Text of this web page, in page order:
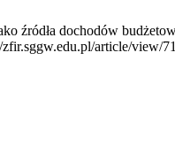
źródła dochodów
article/view/